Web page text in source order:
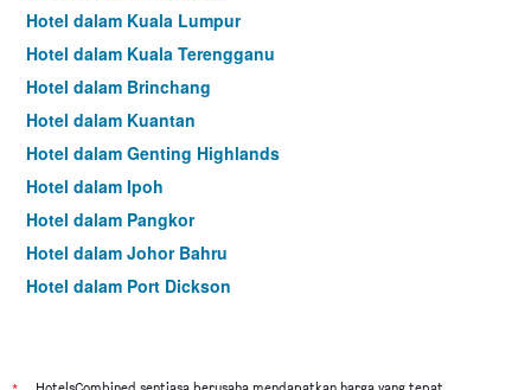
Hotel dalam Kuala Lumpur
Hotel dalam Kuala Terengganu
Hotel dalam Brinchang
Hotel dalam Kuantan
Hotel dalam Genting Highlands
Hotel dalam Ipoh
Hotel dalam Pangkor
Hotel dalam Johor Bahru
Hotel dalam Port Dickson